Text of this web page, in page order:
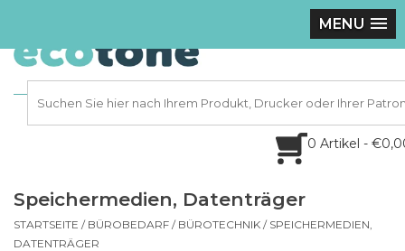
MENU
0 Artikel -
Speichermedien, Datenträger
STARTSEITE / BÜROBEDARF / BÜROTECHNIK / SPEICHERMEDIEN,
DATENTRÄGER